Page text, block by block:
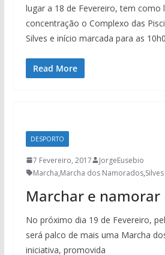
lugar a 18 de Fevereiro, tem como
concentração o Complexo das
Silves e início marcada para as
Read More
DESPORTO
7 Fevereiro, 2017
JorgeEusebio
Marcha,Marcha dos Namorados,Silves
Marchar e namorar
No próximo dia 19 de Fevereiro,
será palco de mais uma Marcha
iniciativa, promovida